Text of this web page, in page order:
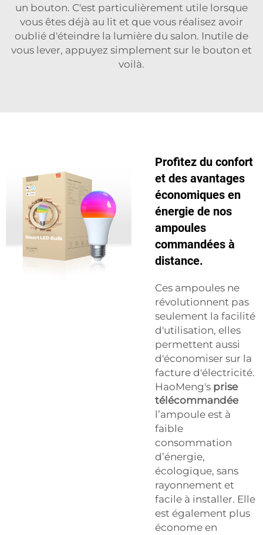
un bouton. C'est particulièrement utile lorsque
vous êtes déjà au lit et que vous réalisez avoir
oublié d'éteindre la lumière du salon. Inutile de
vous lever, appuyez simplement sur le bouton et
voilà.
Profitez du confort
et des avantages
économiques en
énergie de nos
ampoules
commandées à
distance.
Ces ampoules ne
révolutionnent pas
seulement la facilité
d'utilisation, elles
permettent aussi
d'économiser sur la
facture d'électricité.
HaoMeng's prise
télécommandée
l’ampoule est à
faible
consommation
d’énergie,
écologique, sans
rayonnement et
facile à installer. Elle
est également plus
économe en